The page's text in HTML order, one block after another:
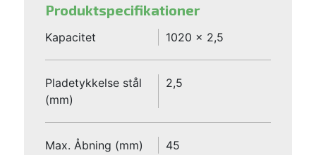
Produktspecifikationer
Kapacitet 1020 x 2,5
Pladetykkelse stål
(mm)
2,5
Max. Åbning (mm) 45